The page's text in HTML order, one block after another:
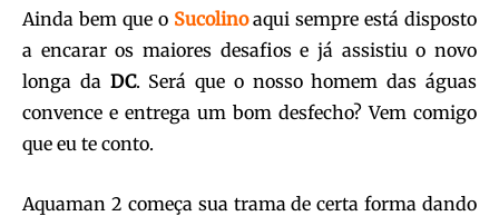
Ainda bem que o Sucolino aqui sempre está disposto
a encarar os maiores desafios e já assistiu o novo
longa da DC. Será que o nosso homem das águas
convence e entrega um bom desfecho? Vem comigo
que eu te conto.
Aquaman 2 começa sua trama de certa forma dando